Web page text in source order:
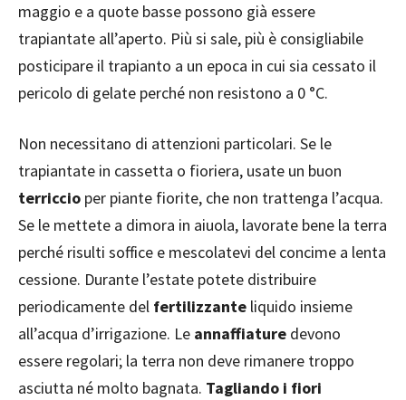
maggio e a quote basse possono già essere
trapiantate all’aperto. Più si sale, più è consigliabile
posticipare il trapianto a un epoca in cui sia cessato il
pericolo di gelate perché non resistono a 0 °C.
Non necessitano di attenzioni particolari. Se le
trapiantate in cassetta o fioriera, usate un buon
terriccio per piante fiorite, che non trattenga l’acqua.
Se le mettete a dimora in aiuola, lavorate bene la terra
perché risulti soffice e mescolatevi del concime a lenta
cessione. Durante l’estate potete distribuire
periodicamente del fertilizzante liquido insieme
all’acqua d’irrigazione. Le annaffiature devono
essere regolari; la terra non deve rimanere troppo
asciutta né molto bagnata. Tagliando i fiori